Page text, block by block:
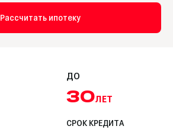
Рассчитать ипотеку
ДО
30ЛЕТ
СРОК КРЕДИТА